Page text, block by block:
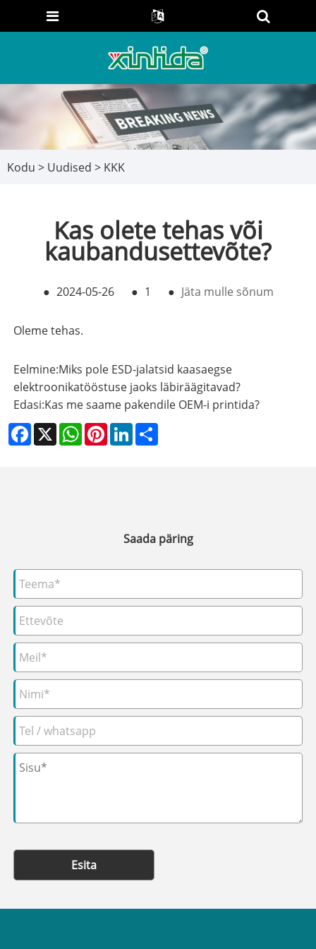
Kodu > Uudised > KKK
Kas olete tehas või
kaubandusettevõte?
● 2024-05-26 ● 1 ● Jäta mulle sõnum
Oleme tehas.
Eelmine:Miks pole ESD-jalatsid kaasaegse
elektroonikatööstuse jaoks läbiräägitavad?
Edasi:Kas me saame pakendile OEM-i printida?
Facebook
X WhatsApp
PinterestLinkedIn
Saada päring
Esita